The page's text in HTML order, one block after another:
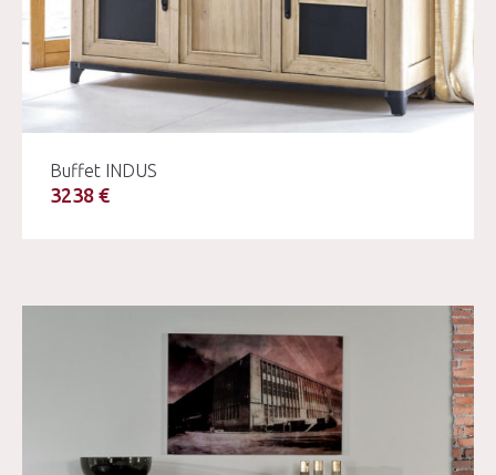
Buffet INDUS
3238 €